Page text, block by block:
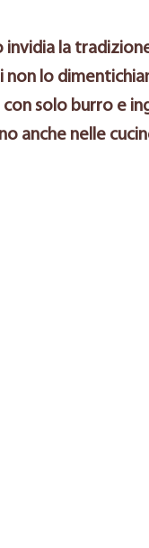
invidia la
non lo
solo burro e
anche nelle